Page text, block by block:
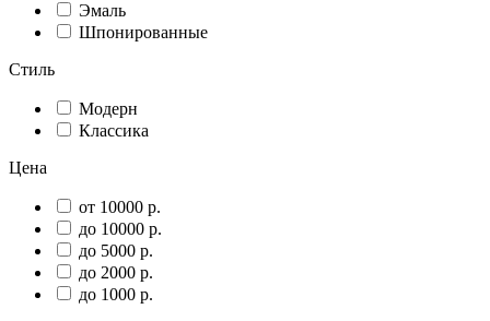
Эмаль
Шпонированные
Стиль
Модерн
Классика
Цена
от 10000 р.
до 10000 р.
до 5000 р.
до 2000 р.
до 1000 р.